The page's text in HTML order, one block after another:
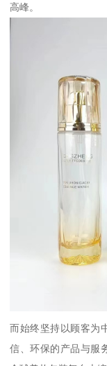
高峰。
而始终坚持以顾客为
信、环保的产品与服